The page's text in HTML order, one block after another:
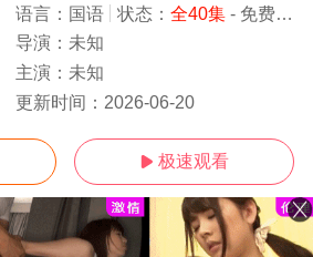
语言： 国语 状态： 全40集- 免费在线观看
导演： 未知
主演： 未知
更新时间： 2026-06-20
 极速观看